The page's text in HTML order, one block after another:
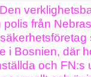
polis från
i Bosnien, där
och FN:s